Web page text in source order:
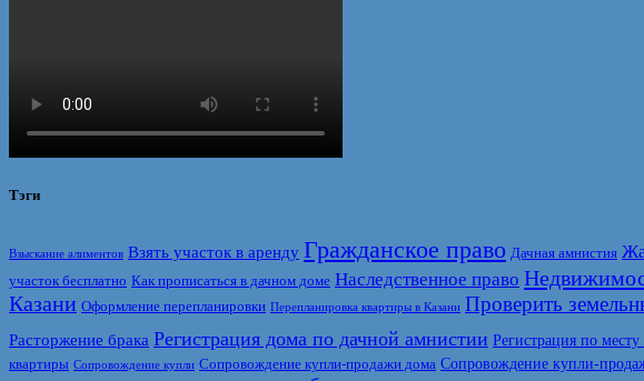
Тэги
Взыскание алиментов Взять участок в аренду Гражданское право Дачная амнистия
участок бесплатно Как прописаться в дачном доме Наследственное право
Казани Оформление перепланировки Перепланировка квартиры в Казани Проверить
Расторжение брака Регистрация дома по дачной амнистии Регистрация по
квартиры Сопровождение купли Сопровождение купли-продажи дома Сопровождение купли-